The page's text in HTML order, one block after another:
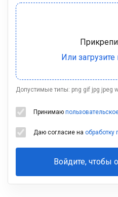
Допустимые типы: png gif jpg jpeg
Принимаю
Даю согласие на
Войдите, чтобы
Ваша